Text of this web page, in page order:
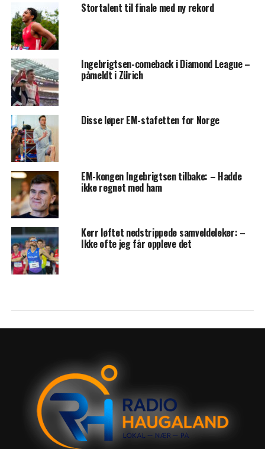
Stortalent til finale med ny rekord
Ingebrigtsen-comeback i Diamond League –
påmeldt i Zürich
Disse løper EM-stafetten for Norge
EM-kongen Ingebrigtsen tilbake: – Hadde
ikke regnet med ham
Kerr løftet nedstrippede samveldeleker: –
Ikke ofte jeg får oppleve det